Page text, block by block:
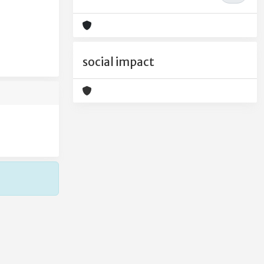
social impact